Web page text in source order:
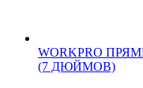
WORKPRO
(7 ДЮЙМОВ)